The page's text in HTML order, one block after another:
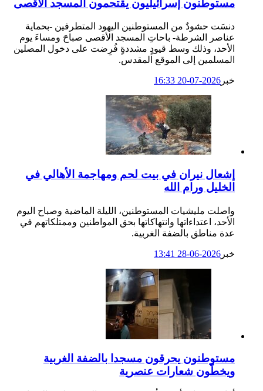
مستوطنون إسرائيليون يقتحمون المسجد الأقصى
دنسَت حشودٌ من المستوطنين اليهود المتطرفين -بحماية
عناصر الشرطة- باحاتِ المسجد الأقصى صباحَ ومساءَ يوم
الأحد، وذلك وسط قيودٍ مشددةٍ فُرِضت على دخول المصلين
المسلمين إلى الموقع المقدس.
خبر 2026-07-20 16:33
إشعال نيران في بيت لحم ومهاجمة الأهالي في
الخليل ورام الله
واصلت مليشيات المستوطنين، الليلة الماضية وصباح اليوم
الأحد، اعتداءاتها وانتهاكاتها بحق المواطنين وممتلكاتهم في
عدة مناطق بالضفة الغربية.
خبر 2026-06-28 13:41
مستوطنون يحرقون مسجدا بالضفة الغربية
ويخطّون شعارات عنصرية